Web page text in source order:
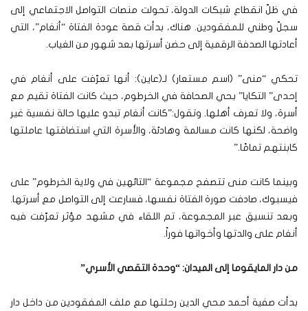
في ظلّ انقطاع شبكات الدولة، تحولت منصات التواصل الاجتماعي إلى
سجلّ وطني للمفقودين. هناك، بدأت قصة عودة الفتاة “أنغام”، التي
أعادتها الصدفة الرقمية إلى حضن أسرتها بعد شهور من الغياب.
تحكي “منى” (اسم مستعار) لـ(عاين): أنها تعرّفت على أنغام في
إحدى” التكايا” بحي الصحافة في الخرطوم، حيث كانت الفتاة تقيم مع
أسرة، ولا تعرف أهلها. وتقول:”كانت أنغام تبدو عليها حالة نفسية غير
واضحة، لكنها كانت مسالمة وهادئة، والأسرة التي استضافتها عاملتها
كابنتهم تمامًا.”
وبينما كانت منى تتصفح مجموعة “التائهين في ولاية الخرطوم” على
فيسبوك، صادفت صورة الفتاة نفسها، فسارعت إلى التواصل مع أسرتها.
وبعد تنسيق عبر المجموعة، تم اللقاء في مشهد مؤثر تعرّفت فيه
أنغام على والدتها وأخواتها فوراً.
من دار المايقوما إلى الميدان: “وحدة التقصي الأسري”
بدأت صفية أحمد محي الدين رحلتها مع ملف المفقودين من داخل دار